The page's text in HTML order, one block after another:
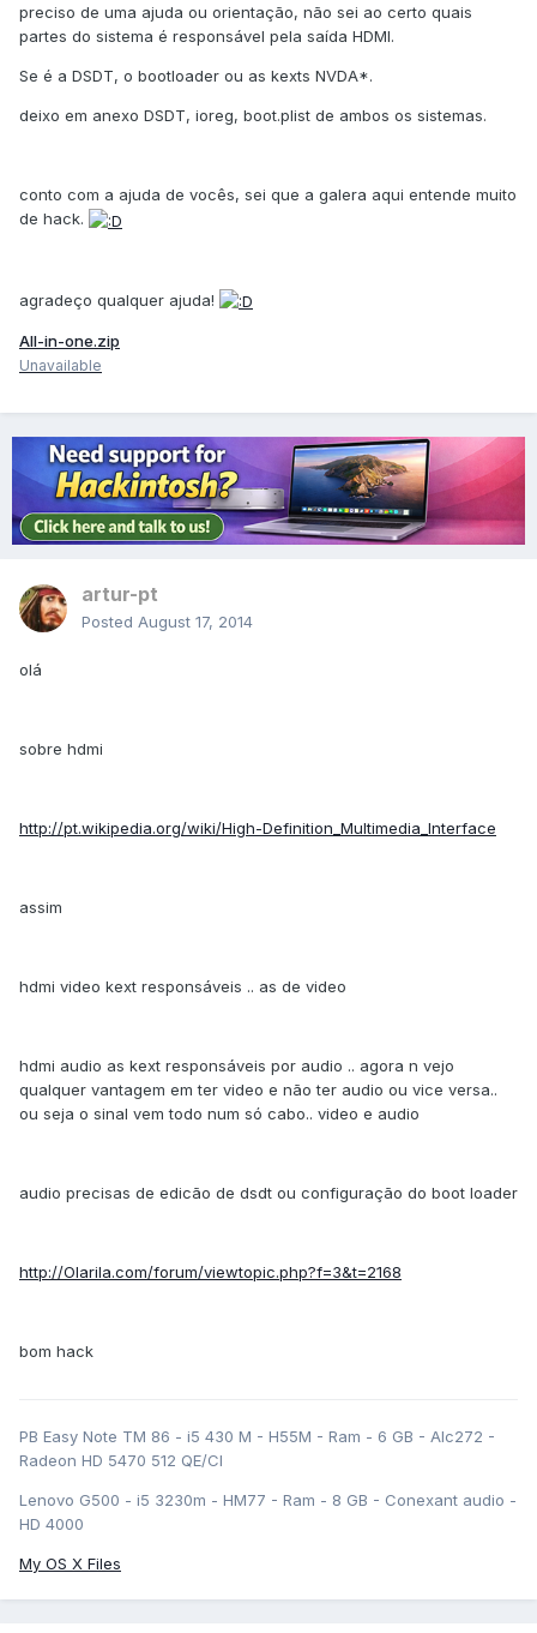
preciso de uma ajuda ou orientação, não sei ao certo quais
partes do sistema é responsável pela saída HDMI.
Se é a DSDT, o bootloader ou as kexts NVDA*.
deixo em anexo DSDT, ioreg, boot.plist de ambos os sistemas.
conto com a ajuda de vocês, sei que a galera aqui entende muito
de hack.
agradeço qualquer ajuda!
All-in-one.zip
Unavailable
artur-pt
Posted August 17, 2014
olá
sobre hdmi
http://pt.wikipedia.org/wiki/High-Definition_Multimedia_Interface
assim
hdmi video kext responsáveis .. as de video
hdmi audio as kext responsáveis por audio .. agora n vejo
qualquer vantagem em ter video e não ter audio ou vice versa..
ou seja o sinal vem todo num só cabo.. video e audio
audio precisas de edicão de dsdt ou configuração do boot loader
http://Olarila.com/forum/viewtopic.php?f=3&t=2168
bom hack
PB Easy Note TM 86 - i5 430 M - H55M - Ram - 6 GB - Alc272 -
Radeon HD 5470 512 QE/CI
Lenovo G500 - i5 3230m - HM77 - Ram - 8 GB - Conexant audio -
HD 4000
My OS X Files